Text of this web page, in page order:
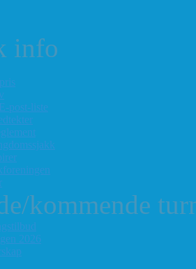
info
post-liste
kommende
2026